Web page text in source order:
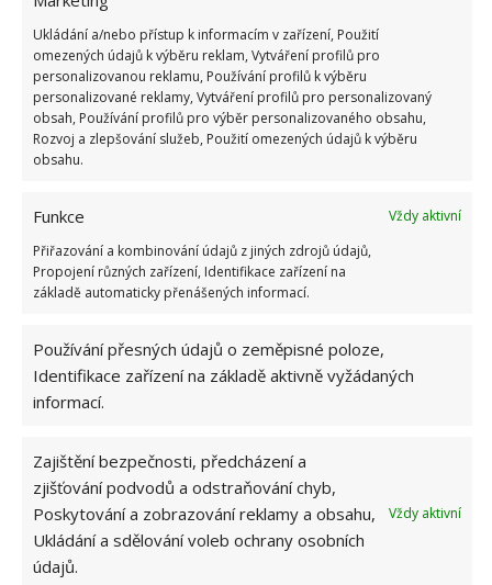
Ukládání a/nebo přístup k informacím v zařízení, Použití
omezených údajů k výběru reklam, Vytváření profilů pro
personalizovanou reklamu, Používání profilů k výběru
personalizované reklamy, Vytváření profilů pro personalizovaný
obsah, Používání profilů pro výběr personalizovaného obsahu,
Rozvoj a zlepšování služeb, Použití omezených údajů k výběru
obsahu.
Funkce
Vždy aktivní
Přiřazování a kombinování údajů z jiných zdrojů údajů,
Propojení různých zařízení, Identifikace zařízení na
základě automaticky přenášených informací.
Používání přesných údajů o zeměpisné poloze,
Identifikace zařízení na základě aktivně vyžádaných
informací.
Zajištění bezpečnosti, předcházení a
zjišťování podvodů a odstraňování chyb,
Poskytování a zobrazování reklamy a obsahu,
Ukládání a sdělování voleb ochrany osobních
údajů.
Vždy aktivní
vodou a hoďte do ní i několik kostek ledu. Tento
krok zabrání ztrátě živin.
Nechte zeleninu pak okapat a oschnout. Bude-li
se jednat o listovou zeleninu, vymačkejte z ní
přebytečnou vodu a vložte do sáčku – po
zmrznutí budou sáčky tvořit skladné cihličky.
u ovoce. Nejdříve nechte zamrazit samostatné
kousky. Možná jste si všimli, že zelenina
z obchodu se k sobě nelepí a nevznikají hroudy,
spočívá v mražení jednotlivých kusů, teprve
následně se vloží do společného sáčku.